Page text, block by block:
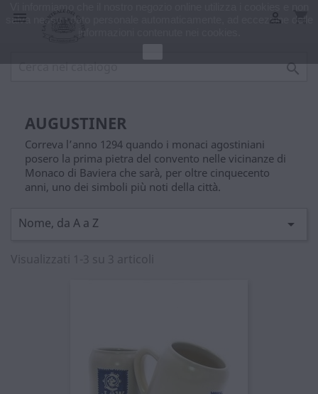
 shopping_cart


AUGUSTINER
Correva l’anno 1294 quando i monaci agostiniani
posero la prima pietra del convento nelle vicinanze di
Monaco di Baviera che sarà, per oltre cinquecento
anni, uno dei simboli più noti della città.
Nome, da A a Z 
Visualizzati 1-3 su 3 articoli
salva nessun dato personale automaticamente, ad eccezione delle
informazioni contenute nei cookies.